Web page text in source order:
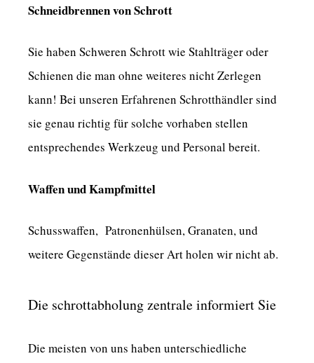
Schneidbrennen von Schrott
Sie haben Schweren Schrott wie Stahlträger oder
Schienen die man ohne weiteres nicht Zerlegen
kann! Bei unseren Erfahrenen Schrotthändler sind
sie genau richtig für solche vorhaben stellen
entsprechendes Werkzeug und Personal bereit.
Waffen und Kampfmittel
Schusswaffen, Patronenhülsen, Granaten, und
weitere Gegenstände dieser Art holen wir nicht ab.
Die schrottabholung zentrale informiert Sie
Die meisten von uns haben unterschiedliche